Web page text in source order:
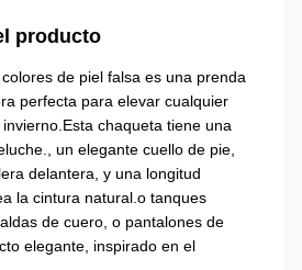
producto
de piel falsa es una prenda
perfecta para elevar cualquier
chaqueta tiene una
un elegante cuello de pie,
delantera, y una longitud
la cintura natural.o tanques
de cuero, o pantalones de
elegante, inspirado en el